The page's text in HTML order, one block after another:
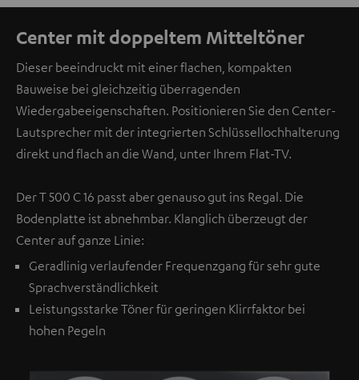
Center mit doppeltem Mitteltöner
Dieser beeindruckt mit einer flachen, kompakten
Bauweise bei gleichzeitig überragenden
Wiedergabeeigenschaften. Positionieren Sie den Center-
Lautsprecher mit der integrierten Schlüssellochhalterung
direkt und flach an die Wand, unter Ihrem Flat-TV.
Der T 500 C 16 passt aber genauso gut ins Regal. Die
Bodenplatte ist abnehmbar. Klanglich überzeugt der
Center auf ganze Linie:
Geradlinig verlaufender Frequenzgang für sehr gute
Sprachverständlichkeit
Leistungsstarke Töner für geringen Klirrfaktor bei
hohen Pegeln